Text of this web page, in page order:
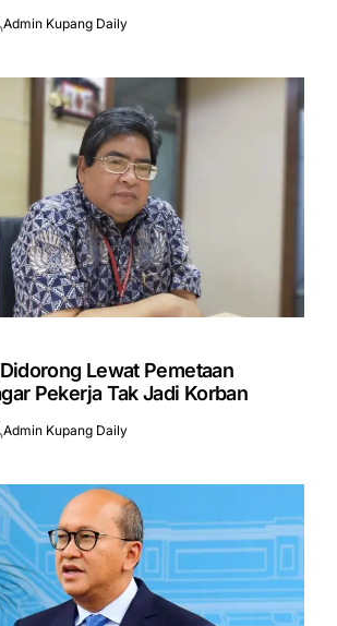
Admin Kupang Daily
Lewat Pemetaan
Pekerja Tak Jadi Korban
Admin Kupang Daily